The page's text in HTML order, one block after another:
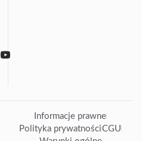
Informacje prawne
Polityka prywatnościCGU